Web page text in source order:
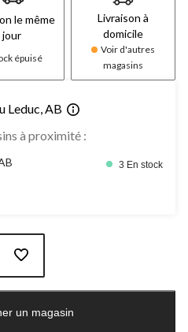
le même
jour
épuisé
Livraison à
domicile
Voir d'autres
magasins
Leduc, AB
à proximité :
3 En stock
un magasin